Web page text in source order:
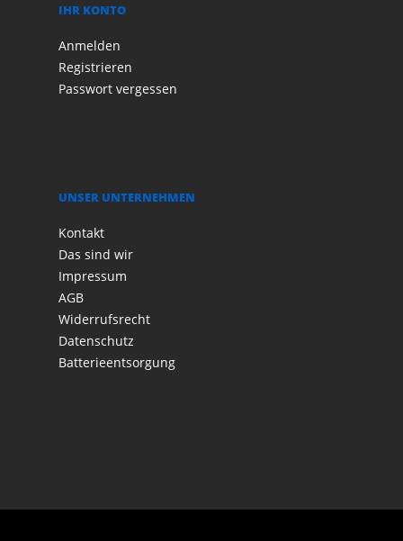
IHR KONTO
Anmelden
Registrieren
Passwort vergessen
UNSER UNTERNEHMEN
Kontakt
Das sind wir
Impressum
AGB
Widerrufsrecht
Datenschutz
Batterieentsorgung